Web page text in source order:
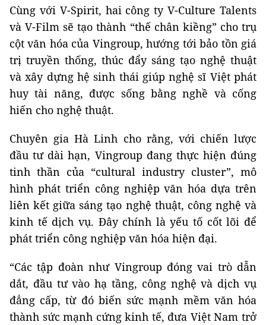
Cùng với V-Spirit, hai công ty V-Culture Talents
và V-Film sẽ tạo thành “thế chân kiềng” cho trụ
cột văn hóa của Vingroup, hướng tới bảo tồn giá
trị truyền thống, thúc đẩy sáng tạo nghệ thuật
và xây dựng hệ sinh thái giúp nghệ sĩ Việt phát
huy tài năng, được sống bằng nghề và cống
hiến cho nghệ thuật.
Chuyên gia Hà Linh cho rằng, với chiến lược
đầu tư dài hạn, Vingroup đang thực hiện đúng
tinh thần của “cultural industry cluster”, mô
hình phát triển công nghiệp văn hóa dựa trên
liên kết giữa sáng tạo nghệ thuật, công nghệ và
kinh tế dịch vụ. Đây chính là yếu tố cốt lõi để
phát triển công nghiệp văn hóa hiện đại.
“Các tập đoàn như Vingroup đóng vai trò dẫn
dắt, đầu tư vào hạ tầng, công nghệ và dịch vụ
đẳng cấp, từ đó biến sức mạnh mềm văn hóa
thành sức mạnh cứng kinh tế, đưa Việt Nam trở